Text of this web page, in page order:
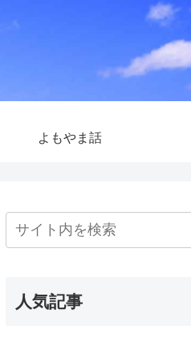
よもやま話
人気記事